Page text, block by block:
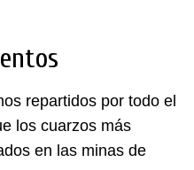
repartidos por todo el
los cuarzos más
en las minas de